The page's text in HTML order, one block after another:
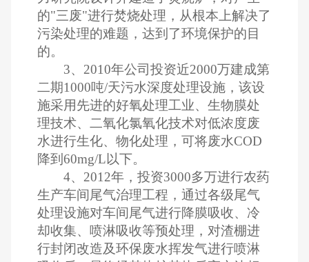
的"三废"进行焚烧处理，从根本上解决了
污染处理的难题，达到了环境保护的目
的。
3、2010年公司投资近2000万建成第
二期1000吨/天污水深度处理设施，该设
施采用先进的好氧处理工业、生物膜处
理技术、二氧化氯氧化技术对低浓度废
水进行生化、物化处理，可将废水COD
降到60mg/L以下。
4、2012年，投资3000多万进行农药
生产车间尾气治理工程，通过各级尾气
处理设施对车间尾气进行降膜吸收、冷
却收集、喷淋吸收等预处理，对渣棚进
行封闭改造及环保废水挥发气进行喷淋